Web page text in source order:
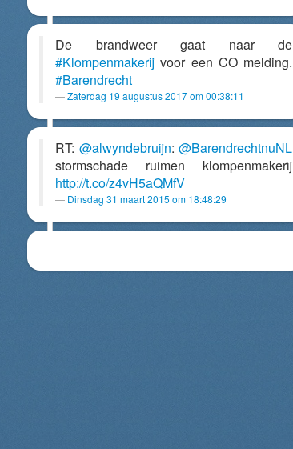
De brandweer gaat naar de
#Klompenmakerij voor een CO melding.
#Barendrecht
Zaterdag 19 augustus 2017 om 00:38:11
RT: @alwyndebruijn: @BarendrechtnuNL
stormschade ruimen klompenmakerij
http://t.co/z4vH5aQMfV
Dinsdag 31 maart 2015 om 18:48:29